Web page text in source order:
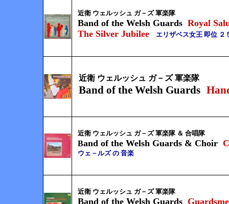
近衛 ウェルッシュ ガ－ズ 軍楽隊
Band of the Welsh Guards Royal
The Silver Jubilee エリザベス女王 即位 ２
近衛 ウェルッシュ ガ－ズ 軍楽隊
Band of the Welsh Guards
近衛 ウェルッシュ ガ－ズ 軍楽隊 ＆ 合唱隊
Band of the Welsh Guards & Choir
ウェ－ルズ の 音楽
近衛 ウェルッシュ ガ－ズ 軍楽隊
Band of the Welsh Guards